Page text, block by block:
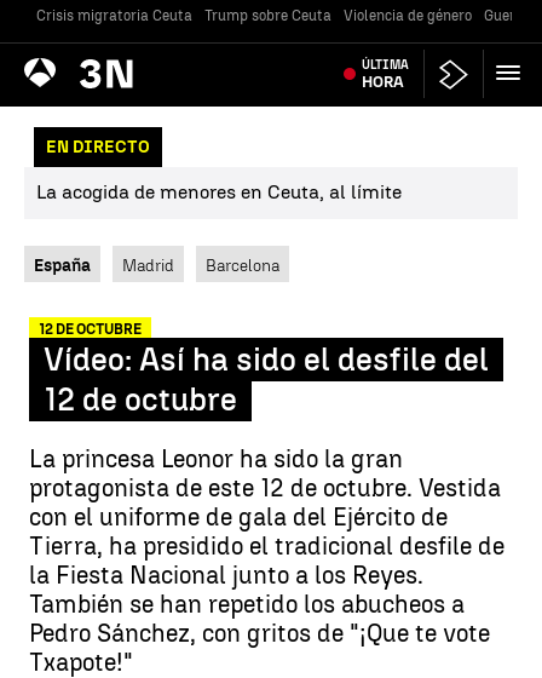
Crisis migratoria Ceuta Trump sobre Ceuta Violencia de género Guerra
Antena
3 Noticias ÚLTIMA
HORA
EN DIRECTO
La acogida de menores en Ceuta, al límite
España Madrid Barcelona
12 DE OCTUBRE
Vídeo: Así ha sido el desfile del
12 de octubre
La princesa Leonor ha sido la gran
protagonista de este 12 de octubre. Vestida
con el uniforme de gala del Ejército de
Tierra, ha presidido el tradicional desfile de
la Fiesta Nacional junto a los Reyes.
También se han repetido los abucheos a
Pedro Sánchez, con gritos de "¡Que te vote
Txapote!"